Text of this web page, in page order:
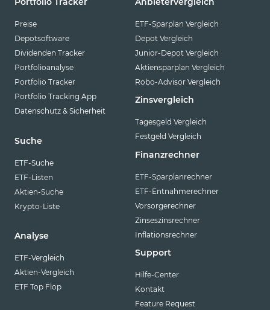
Preise
Depotsoftware
Dividenden Tracker
Portfolioanalyse
Portfolio Tracker
Portfolio Tracking App
Datenschutz & Sicherheit
Suche
ETF-Suche
ETF-Listen
Aktien-Suche
Krypto-Liste
Analyse
ETF-Vergleich
Aktien-Vergleich
ETF Top Flop
ETF-Sparplan Vergleich
Depot Vergleich
Junior-Depot Vergleich
Aktiensparplan Vergleich
Robo-Advisor Vergleich
Zinsvergleich
Tagesgeld Vergleich
Festgeld Vergleich
Finanzrechner
ETF-Sparplanrechner
ETF-Entnahmerechner
Vorsorgerechner
Zinseszinsrechner
Inflationsrechner
Support
Hilfe-Center
Kontakt
Feature Request